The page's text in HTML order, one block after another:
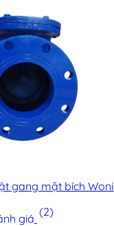
gang mặt bích
giá (2)